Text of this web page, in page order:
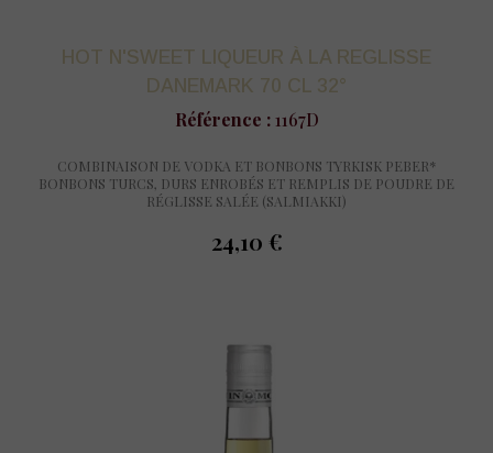
HOT N'SWEET LIQUEUR À LA REGLISSE
DANEMARK 70 CL 32°
Référence :1167D
COMBINAISON DE VODKA ET BONBONS TYRKISK PEBER*
BONBONS TURCS, DURS ENROBÉS ET REMPLIS DE POUDRE DE
RÉGLISSE SALÉE (SALMIAKKI)
prix
24,10 €